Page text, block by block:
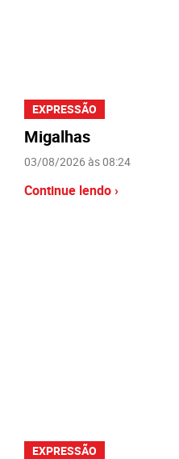
EXPRESSÃO
Migalhas
03/08/2026 às 08:24
Continue lendo ›
EXPRESSÃO